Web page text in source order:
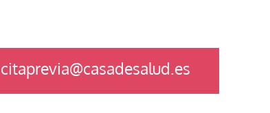
citaprevia@casadesalud.es